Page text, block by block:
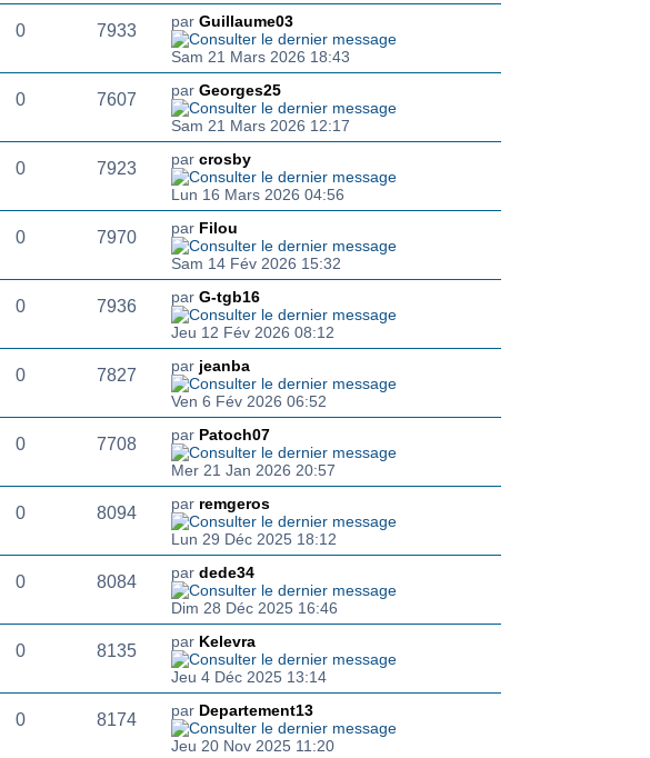
0 7933 par Guillaume03
Sam 21 Mars 2026 18:43
0 7607 par Georges25
Sam 21 Mars 2026 12:17
0 7923 par crosby
Lun 16 Mars 2026 04:56
0 7970 par Filou
Sam 14 Fév 2026 15:32
0 7936 par G-tgb16
Jeu 12 Fév 2026 08:12
0 7827 par jeanba
Ven 6 Fév 2026 06:52
0 7708 par Patoch07
Mer 21 Jan 2026 20:57
0 8094 par remgeros
Lun 29 Déc 2025 18:12
0 8084 par dede34
Dim 28 Déc 2025 16:46
0 8135 par Kelevra
Jeu 4 Déc 2025 13:14
0 8174 par Departement13
Jeu 20 Nov 2025 11:20